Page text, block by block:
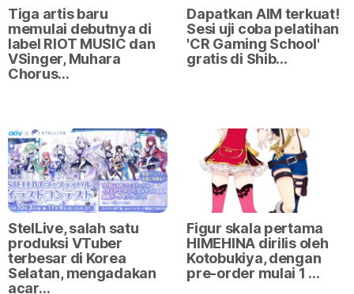
Tiga artis baru
memulai debutnya di
label RIOT MUSIC dan
VSinger, Muhara
Chorus…
Dapatkan AIM terkuat!
Sesi uji coba pelatihan
'CR Gaming School'
gratis di Shib…
StelLive, salah satu
produksi VTuber
terbesar di Korea
Selatan, mengadakan
acar…
Figur skala pertama
HIMEHINA dirilis oleh
Kotobukiya, dengan
pre-order mulai 1 …